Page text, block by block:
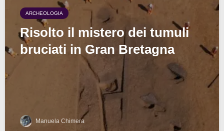
ARCHEOLOGIA
Risolto il mistero dei tumuli
bruciati in Gran Bretagna
Manuela Chimera